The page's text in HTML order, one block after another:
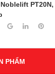
PT20N,
PHẨM